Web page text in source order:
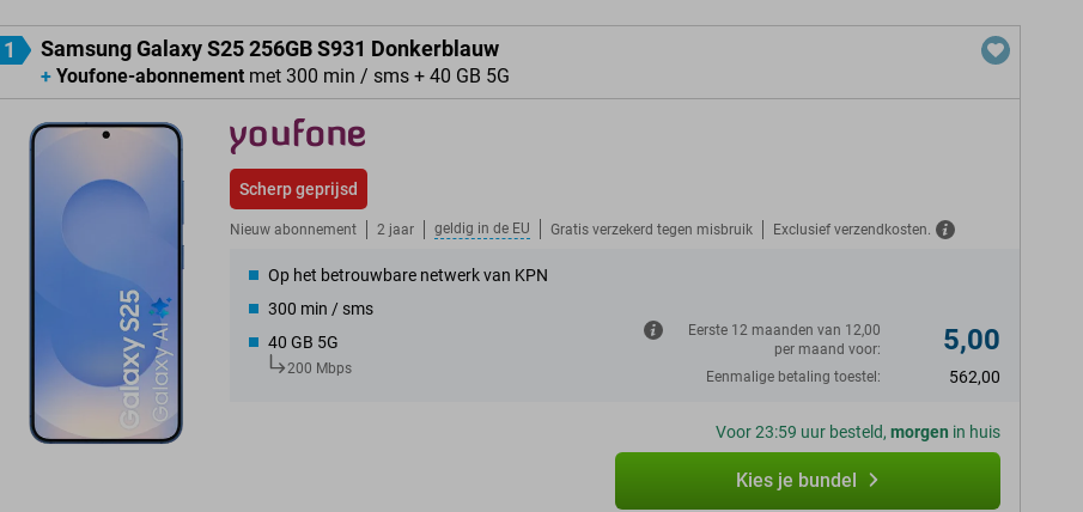
1 Samsung Galaxy S25 256GB S931 Donkerblauw
+ Youfone-abonnement met 300 min / sms + 40 GB 5G
Scherp geprijsd
Nieuw abonnement 2 jaar geldig in de EU Gratis verzekerd tegen misbruik Exclusief verzendkosten.
Op het betrouwbare netwerk van KPN
300 min / sms
40 GB 5G
200 Mbps
Eerste 12 maanden van 12,00
per maand voor:
5,00
Eenmalige betaling toestel: 562,00
Voor 23:59 uur besteld, morgen in huis
Kies je bundel